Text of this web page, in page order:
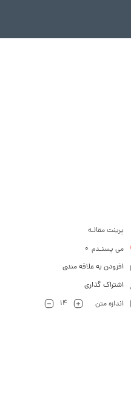
پرینت مقالـه
می پسنـدم 0
افزودن به علاقه مندی
اشتراک گذاری
اندازه متن
14